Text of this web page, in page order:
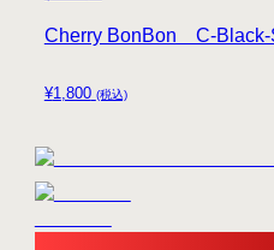
¥1,800 (税込)
Cherry BonBon C-Black-